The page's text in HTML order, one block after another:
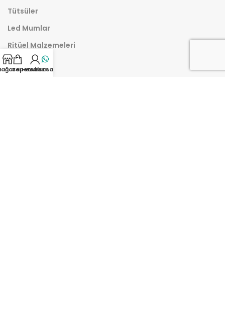
Tütsüler
Led Mumlar
Ritüel Malzemeleri
SepetHesabım
Whatsapp